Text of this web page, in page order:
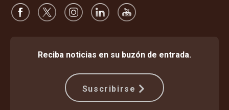
Reciba noticias en su buzón de entrada.
Suscribirse